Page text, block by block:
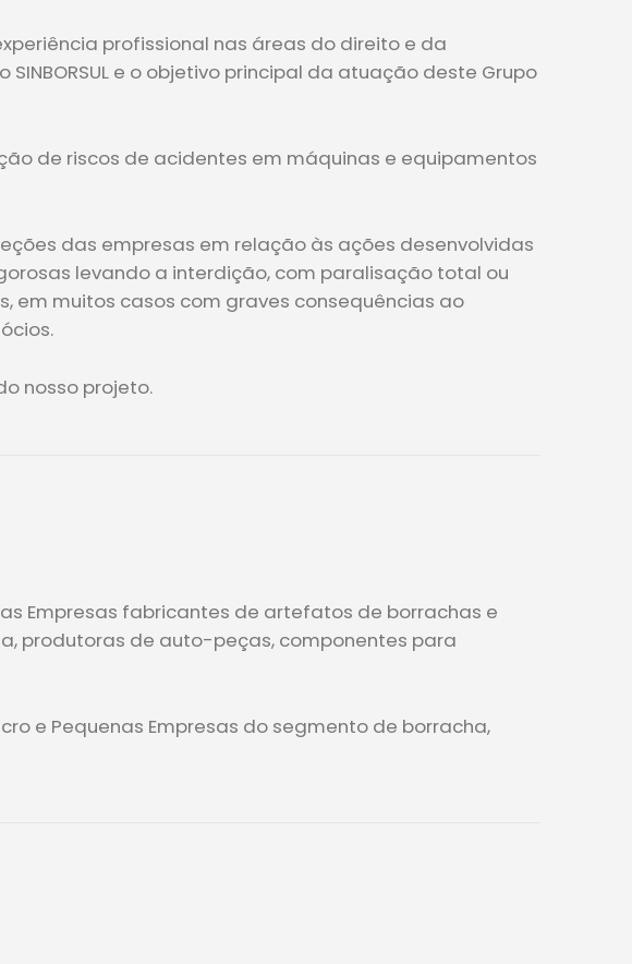
profissional nas áreas do direito e da
e o objetivo principal da atuação deste Grupo
de riscos de acidentes em máquinas e equipamentos
das empresas em relação às ações desenvolvidas
levando a interdição, com paralisação total ou
em muitos casos com graves consequências ao
nosso projeto.
Empresas fabricantes de artefatos de borrachas e
produtoras de auto-peças, componentes para
e Pequenas Empresas do segmento de borracha,